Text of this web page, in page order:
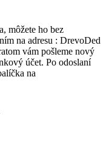
môžete ho bez
na adresu : DrevoDed
vám pošleme nový
účet. Po odoslaní
na